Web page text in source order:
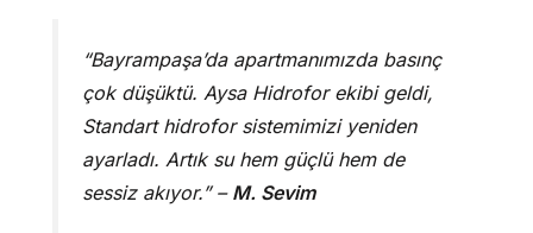
“Bayrampaşa’da apartmanımızda basınç
çok düşüktü. Aysa Hidrofor ekibi geldi,
Standart hidrofor sistemimizi yeniden
ayarladı. Artık su hem güçlü hem de
sessiz akıyor.” – M. Sevim